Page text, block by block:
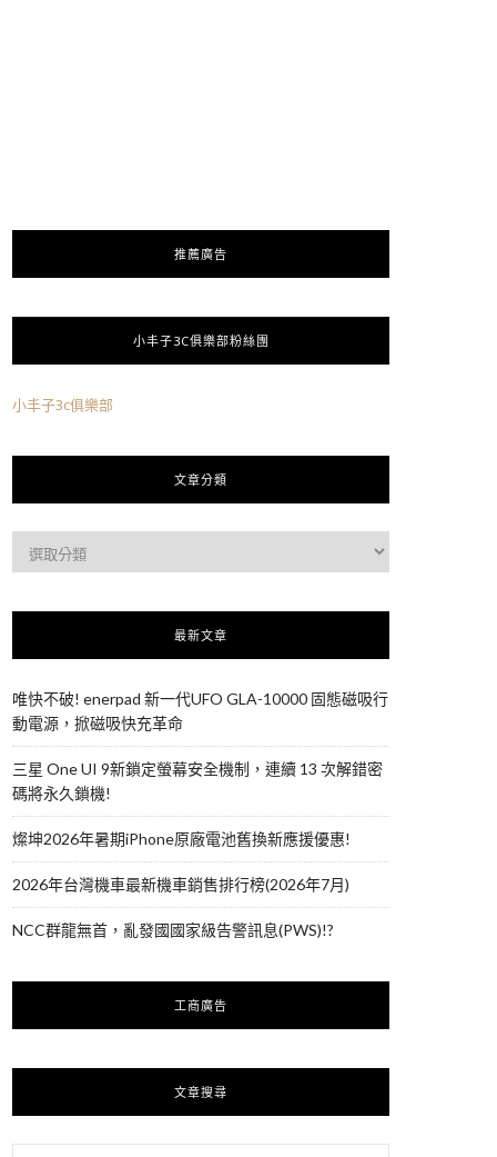
推薦廣告
小丰子3C俱樂部粉絲團
小丰子3c俱樂部
文章分類
最新文章
唯快不破! enerpad 新一代UFO GLA-10000 固態磁吸行
動電源，掀磁吸快充革命
三星 One UI 9新鎖定螢幕安全機制，連續 13 次解錯密
碼將永久鎖機!
燦坤2026年暑期iPhone原廠電池舊換新應援優惠!
2026年台灣機車最新機車銷售排行榜(2026年7月)
NCC群龍無首，亂發國國家級告警訊息(PWS)!?
工商廣告
文章搜尋